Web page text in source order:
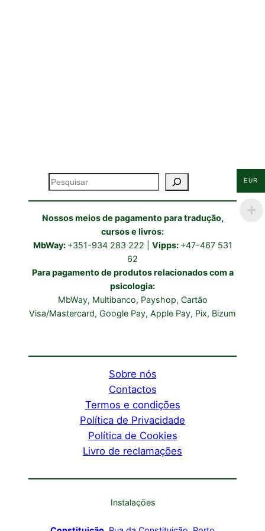
Pesquisar
Nossos meios de pagamento para tradução,
cursos e livros:
MbWay: +351-934 283 222 | Vipps: +47-467 531
62
Para pagamento de produtos relacionados com a
psicologia:
MbWay, Multibanco, Payshop, Cartão
Visa/Mastercard, Google Pay, Apple Pay, Pix, Bizum
Sobre nós
Contactos
Termos e condições
Política de Privacidade
Política de Cookies
Livro de reclamações
Instalações
EUR